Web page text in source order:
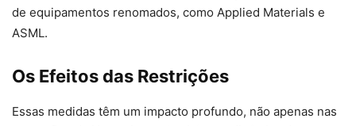
de equipamentos renomados, como Applied Materials e
ASML.
Os Efeitos das Restrições
Essas medidas têm um impacto profundo, não apenas nas